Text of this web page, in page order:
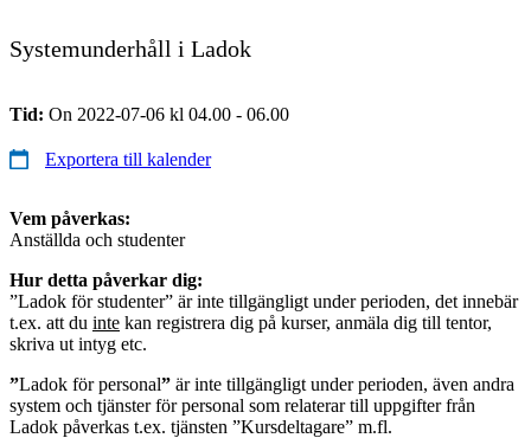
Systemunderhåll i Ladok
Tid: On 2022-07-06 kl 04.00 - 06.00
Exportera till kalender
Vem påverkas:
Anställda och studenter
Hur detta påverkar dig:
”Ladok för studenter” är inte tillgängligt under perioden, det innebär
t.ex. att du inte kan registrera dig på kurser, anmäla dig till tentor,
skriva ut intyg etc.
”Ladok för personal” är inte tillgängligt under perioden, även andra
system och tjänster för personal som relaterar till uppgifter från
Ladok påverkas t.ex. tjänsten ”Kursdeltagare” m.fl.